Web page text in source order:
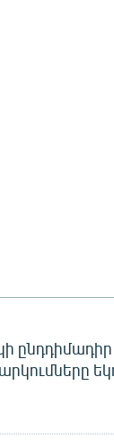
ընդդիմադիր